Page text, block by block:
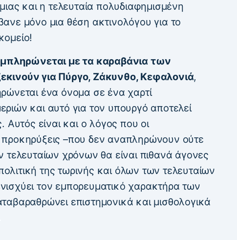
και η τελευταία πολυδιαφημισμένη
μόνο μια θέση ακτινολόγου για το
με τα καραβάνια των
για Πύργο, Ζάκυνθο, Κεφαλονιά,
ένα όνομα σε ένα χαρτί
και αυτό για τον υπουργό αποτελεί
Αυτός είναι και ο λόγος που οι
–που δεν αναπληρώνουν ούτε
τελευταίων χρόνων θα είναι πιθανά άγονες
της τωρινής και όλων των τελευταίων
τον εμπορευματικό χαρακτήρα των
επιστημονικά και μισθολογικά